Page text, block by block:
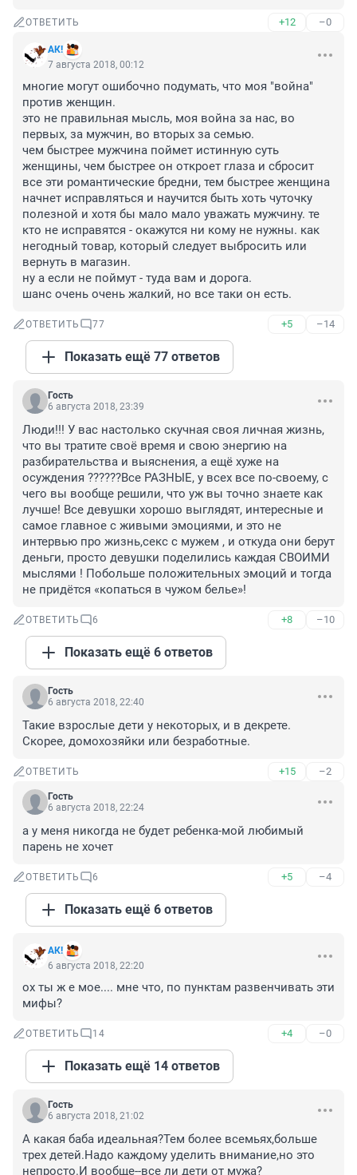
ОТВЕТИТЬ +12 –0
АК!
7 августа 2018, 00:12
многие могут ошибочно подумать, что моя "война"
против женщин.
это не правильная мысль, моя война за нас, во
первых, за мужчин, во вторых за семью.
чем быстрее мужчина поймет истинную суть
женщины, чем быстрее он откроет глаза и сбросит
все эти романтические бредни, тем быстрее женщина
начнет исправляться и научится быть хоть чуточку
полезной и хотя бы мало мало уважать мужчину. те
кто не исправятся - окажутся ни кому не нужны. как
негодный товар, который следует выбросить или
вернуть в магазин.
ну а если не поймут - туда вам и дорога.
шанс очень очень жалкий, но все таки он есть.
ОТВЕТИТЬ 77 +5 –14
Показать ещё 77 ответов
Гость
6 августа 2018, 23:39
Люди!!! У вас настолько скучная своя личная жизнь,
что вы тратите своё время и свою энергию на
разбирательства и выяснения, а ещё хуже на
осуждения ??????Все РАЗНЫЕ, у всех все по-своему, с
чего вы вообще решили, что уж вы точно знаете как
лучше! Все девушки хорошо выглядят, интересные и
самое главное с живыми эмоциями, и это не
интервью про жизнь,секс с мужем , и откуда они берут
деньги, просто девушки поделились каждая СВОИМИ
мыслями ! Побольше положительных эмоций и тогда
не придётся «копаться в чужом белье»!
ОТВЕТИТЬ 6 +8 –10
Показать ещё 6 ответов
Гость
6 августа 2018, 22:40
Такие взрослые дети у некоторых, и в декрете.
Скорее, домохозяйки или безработные.
ОТВЕТИТЬ +15 –2
Гость
6 августа 2018, 22:24
а у меня никогда не будет ребенка-мой любимый
парень не хочет
ОТВЕТИТЬ 6 +5 –4
Показать ещё 6 ответов
АК!
6 августа 2018, 22:20
ох ты ж е мое.... мне что, по пунктам развенчивать эти
мифы?
ОТВЕТИТЬ 14 +4 –0
Показать ещё 14 ответов
Гость
6 августа 2018, 21:02
А какая баба идеальная?Тем более всемьях,больше
трех детей.Надо каждому уделить внимание,но это
непросто.И вообще--все ли дети от мужа?